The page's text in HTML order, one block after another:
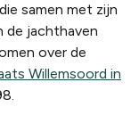
samen met zijn
de jachthaven
over de
Willemsoord in